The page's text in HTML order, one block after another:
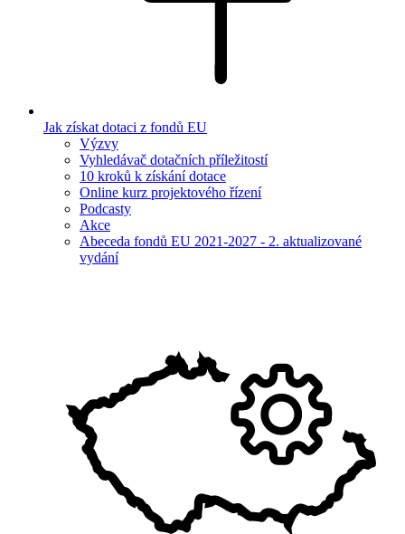
Jak získat dotaci z fondů EU
Výzvy
Vyhledávač dotačních příležitostí
10 kroků k získání dotace
Online kurz projektového řízení
Podcasty
Akce
Abeceda fondů EU 2021-2027 - 2. aktualizované
vydání